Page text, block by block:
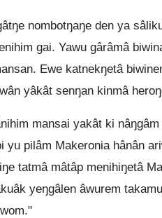
nombotŋaŋe den ya
gai. Yawu gârâmâ
Ewe katnekŋetâ
yâkât senŋan kinmâ
mansai yakât ki
yu pilâm Makeronia hânân
tatmâ mâtâp menihiŋetâ
yeŋgâlen âwurem